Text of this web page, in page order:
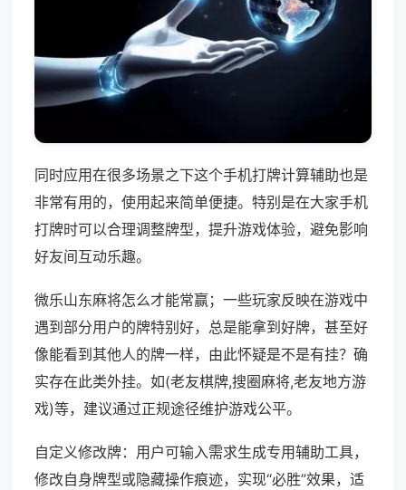
同时应用在很多场景之下这个手机打牌计算辅助也是
非常有用的，使用起来简单便捷。特别是在大家手机
打牌时可以合理调整牌型，提升游戏体验，避免影响
好友间互动乐趣。
微乐山东麻将怎么才能常赢；一些玩家反映在游戏中
遇到部分用户的牌特别好，总是能拿到好牌，甚至好
像能看到其他人的牌一样，由此怀疑是不是有挂？确
实存在此类外挂。如(老友棋牌,搜圈麻将,老友地方游
戏)等，建议通过正规途径维护游戏公平。
自定义修改牌：用户可输入需求生成专用辅助工具，
修改自身牌型或隐藏操作痕迹，实现“必胜”效果，适